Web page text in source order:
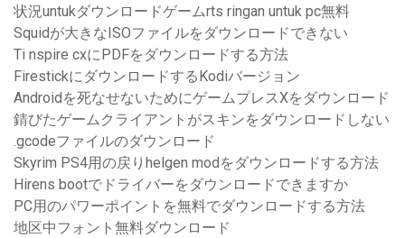
状況untukダウンロードゲームrts ringan untuk pc無料
Squidが大きなISOファイルをダウンロードできない
Ti nspire cxにPDFをダウンロードする方法
FirestickにダウンロードするKodiバージョン
Androidを死なせないためにゲームプレスXをダウンロード
錆びたゲームクライアントがスキンをダウンロードしない
.gcodeファイルのダウンロード
Skyrim PS4用の戻りhelgen modをダウンロードする方法
Hirens bootでドライバーをダウンロードできますか
PC用のパワーポイントを無料でダウンロードする方法
地区中フォント無料ダウンロード